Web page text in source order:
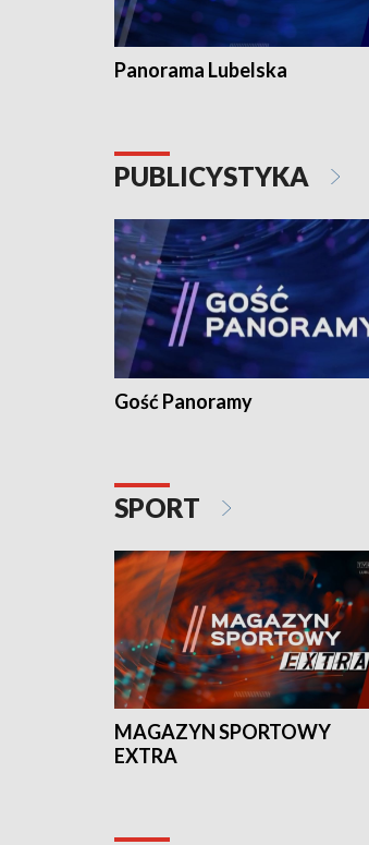
Panorama Lubelska
PUBLICYSTYKA
Gość Panoramy
SPORT
MAGAZYN SPORTOWY
EXTRA